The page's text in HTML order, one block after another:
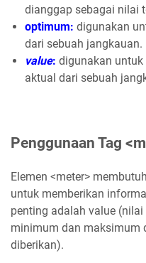
dianggap sebagai nilai
optimum: digunakan
dari sebuah jangkauan.
value: digunakan
aktual dari sebuah
Penggunaan Tag
Elemen <meter>
untuk memberikan
penting adalah value
minimum dan maksimum
diberikan).